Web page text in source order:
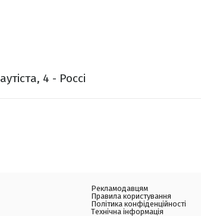
4 - Россі
Рекламодавцям
Правила користування
Політика конфіденційності
Технічна інформація